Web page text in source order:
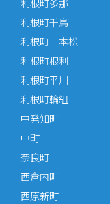
利根町多那
利根町千鳥
利根町二本松
利根町根利
利根町平川
利根町輪組
中発知町
中町
奈良町
西倉内町
西原新町